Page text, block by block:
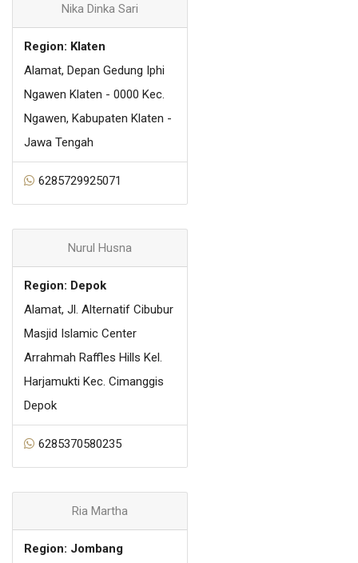
Nika Dinka Sari
Region: Klaten
Alamat, Depan Gedung Iphi
Ngawen Klaten - 0000 Kec.
Ngawen, Kabupaten Klaten -
Jawa Tengah
6285729925071
Nurul Husna
Region: Depok
Alamat, Jl. Alternatif Cibubur
Masjid Islamic Center
Arrahmah Raffles Hills Kel.
Harjamukti Kec. Cimanggis
Depok
6285370580235
Ria Martha
Region: Jombang